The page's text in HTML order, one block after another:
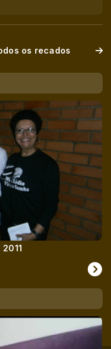
os recados
2011